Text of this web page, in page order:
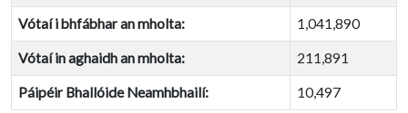
Vótaí i bhfábhar an mholta: 1,041,890
Vótaí in aghaidh an mholta: 211,891
Páipéir Bhallóide Neamhbhailí: 10,497